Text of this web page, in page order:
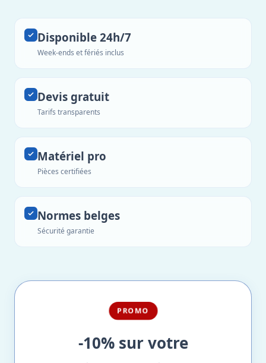
Disponible 24h/7
Week-ends et fériés inclus
Devis gratuit
Tarifs transparents
Matériel pro
Pièces certifiées
Normes belges
Sécurité garantie
PROMO
-10% sur votre